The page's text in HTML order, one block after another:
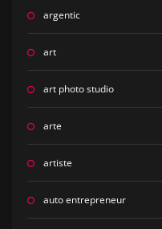
argentic
art
art photo studio
arte
artiste
auto entrepreneur